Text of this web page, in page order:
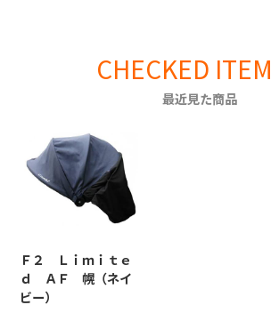
CHECKED ITEM
最近見た商品
Ｆ２ Ｌｉｍｉｔｅ
ｄ ＡＦ 幌（ネイ
ビー）